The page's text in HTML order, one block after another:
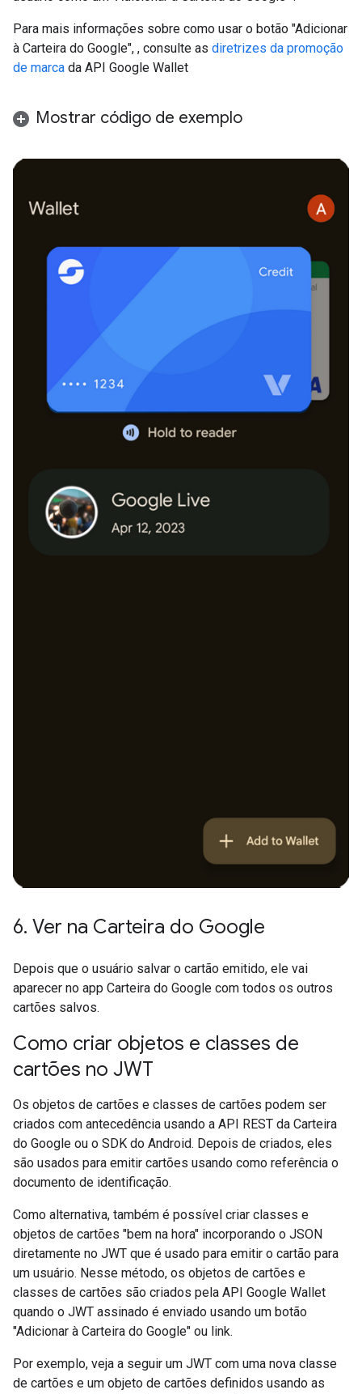
Para mais informações sobre como usar o botão "Adicionar
à Carteira do Google", , consulte as diretrizes da promoção
de marca da API Google Wallet
Mostrar código de exemplo
6. Ver na Carteira do Google
Depois que o usuário salvar o cartão emitido, ele vai
aparecer no app Carteira do Google com todos os outros
cartões salvos.
Como criar objetos e classes de
cartões no JWT
Os objetos de cartões e classes de cartões podem ser
criados com antecedência usando a API REST da Carteira
do Google ou o SDK do Android. Depois de criados, eles
são usados para emitir cartões usando como referência o
documento de identificação.
Como alternativa, também é possível criar classes e
objetos de cartões "bem na hora" incorporando o JSON
diretamente no JWT que é usado para emitir o cartão para
um usuário. Nesse método, os objetos de cartões e
classes de cartões são criados pela API Google Wallet
quando o JWT assinado é enviado usando um botão
"Adicionar à Carteira do Google" ou link.
Por exemplo, veja a seguir um JWT com uma nova classe
de cartões e um objeto de cartões definidos usando as